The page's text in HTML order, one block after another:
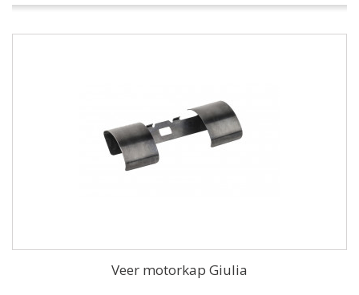
Veer motorkap Giulia